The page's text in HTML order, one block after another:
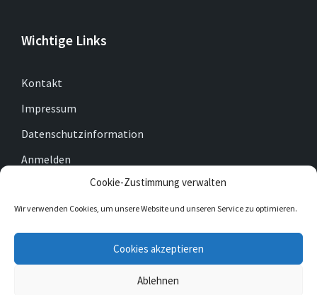
Cookie-Zustimmung verwalten
Wir verwenden Cookies, um unsere Website und unseren Service zu optimieren.
Cookies akzeptieren
Ablehnen
Wichtige Links
Kontakt
Impressum
Datenschutzinformation
Anmelden
Cookie-Richtlinie (EU)
Facebook Twitter